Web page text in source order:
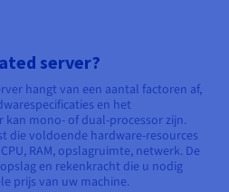
server?
hangt van een aantal factoren af,
en het
kan mono- of dual-processor zijn.
die voldoende hardware-resources
RAM, opslagruimte, netwerk. De
en rekenkracht die u nodig
prijs van uw machine.